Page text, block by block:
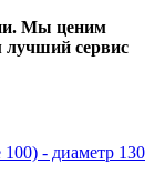
Мы ценим
лучший сервис